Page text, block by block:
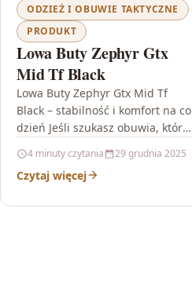
ODZIEŻ I OBUWIE TAKTYCZNE
PRODUKT
Lowa Buty Zephyr Gtx
Mid Tf Black
Lowa Buty Zephyr Gtx Mid Tf
Black – stabilność i komfort na co
dzień Jeśli szukasz obuwia, które
4 minuty czytania 29 grudnia 2025
Czytaj więcej